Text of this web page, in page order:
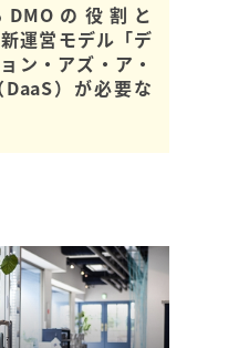
の役割と
運営モデル「デ
ン・アズ・ア・
）が必要な